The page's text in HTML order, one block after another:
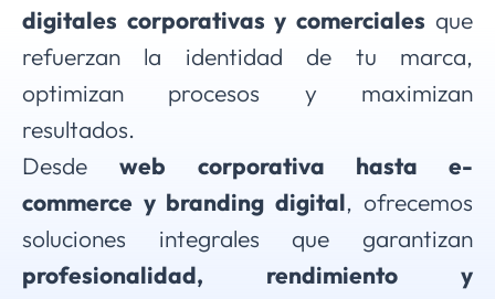
digitales corporativas y comerciales que
refuerzan la identidad de tu marca,
optimizan procesos y maximizan
resultados.
Desdeweb corporativa hasta e-
commerce y branding digital, ofrecemos
soluciones integrales que garantizan
profesionalidad, rendimiento y